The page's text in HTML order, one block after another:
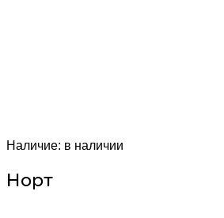
Наличие: в наличии
Норт